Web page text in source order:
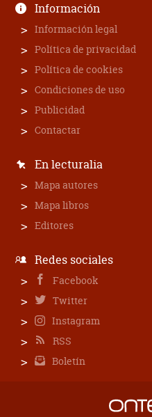
Información
Información legal
Política de privacidad
Política de cookies
Condiciones de uso
Publicidad
Contactar
En lecturalia
Mapa autores
Mapa libros
Editores
Redes sociales
Facebook
Twitter
Instagram
RSS
Boletín